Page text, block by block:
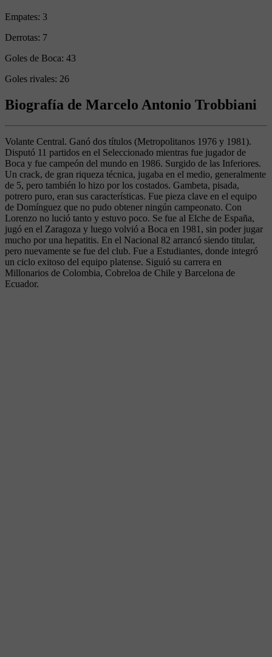
Empates: 3
Derrotas: 7
Goles de Boca: 43
Goles rivales: 26
Biografía de Marcelo Antonio Trobbiani
Volante Central. Ganó dos títulos (Metropolitanos 1976 y 1981).
Disputó 11 partidos en el Seleccionado mientras fue jugador de
Boca y fue campeón del mundo en 1986. Surgido de las Inferiores.
Un crack, de gran riqueza técnica, jugaba en el medio, generalmente
de 5, pero también lo hizo por los costados. Gambeta, pisada,
potrero puro, eran sus características. Fue pieza clave en el equipo
de Domínguez que no pudo obtener ningún campeonato. Con
Lorenzo no lució tanto y estuvo poco. Se fue al Elche de España,
jugó en el Zaragoza y luego volvió a Boca en 1981, sin poder jugar
mucho por una hepatitis. En el Nacional 82 arrancó siendo titular,
pero nuevamente se fue del club. Fue a Estudiantes, donde integró
un ciclo exitoso del equipo platense. Siguió su carrera en
Millonarios de Colombia, Cobreloa de Chile y Barcelona de
Ecuador.